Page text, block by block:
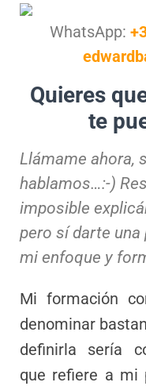
WhatsApp:
Quieres
te
Llámame ahora,
hablamos…:-)
imposible
pero sí darte
mi enfoque y
Mi formación
denominar
definirla sería
que refiere a mi